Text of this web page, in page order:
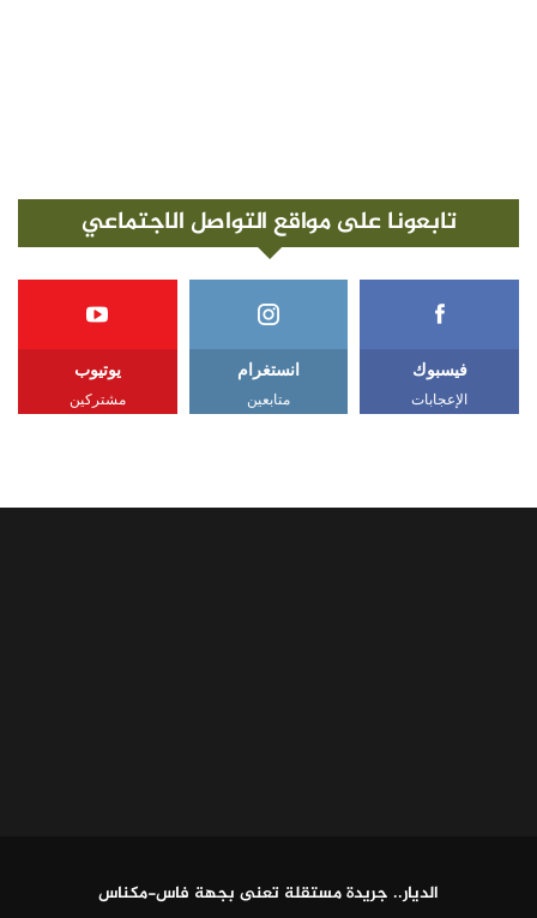
تابعونا على مواقع التواصل الاجتماعي
فيسبوك
الإعجابات
انستغرام
متابعين
يوتيوب
مشتركين
الديار.. جريدة مستقلة تعنى بجهة فاس-مكناس